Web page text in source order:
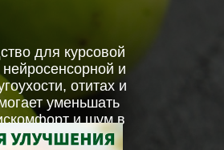
для курсовой
и
отитах и
уменьшать
и шум в
серные пробки